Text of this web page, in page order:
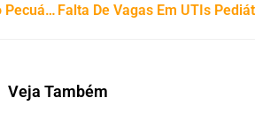
Adapec Alerta Produtores Sobre Antecipação Da Declaração Pecuária Para Envio De Animais a Leilões e Abates No Início De Maio
Veja Também